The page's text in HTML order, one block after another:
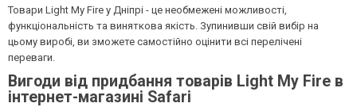
Товари Light My Fire у Дніпрі - це необмежені можливості,
функціональність та виняткова якість. Зупинивши свій вибір на
цьому виробі, ви зможете самостійно оцінити всі перелічені
переваги.
Вигоди від придбання товарів Light My Fire в
інтернет-магазині Safari